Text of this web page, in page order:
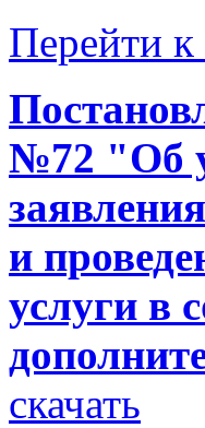
Перейти к
№72 "Об
и
услуги в
скачать